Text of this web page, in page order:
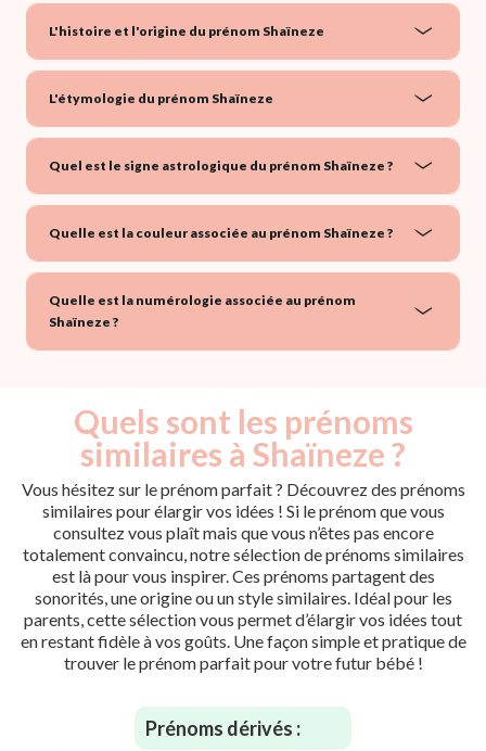
L'histoire et l'origine du prénom Shaïneze
L'étymologie du prénom Shaïneze
Quel est le signe astrologique du prénom Shaïneze ?
Quelle est la couleur associée au prénom Shaïneze ?
Quelle est la numérologie associée au prénom
Shaïneze ?
Quels sont les prénoms
similaires à Shaïneze ?
Vous hésitez sur le prénom parfait ? Découvrez des prénoms
similaires pour élargir vos idées ! Si le prénom que vous
consultez vous plaît mais que vous n’êtes pas encore
totalement convaincu, notre sélection de prénoms similaires
est là pour vous inspirer. Ces prénoms partagent des
sonorités, une origine ou un style similaires. Idéal pour les
parents, cette sélection vous permet d’élargir vos idées tout
en restant fidèle à vos goûts. Une façon simple et pratique de
trouver le prénom parfait pour votre futur bébé !
Prénoms dérivés :